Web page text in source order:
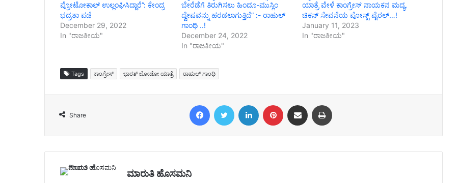
ಪ್ರೋಟೋಕಾಲ್ ಉಲ್ಲಂಘಿಸಿದ್ದಾರೆ”: ಕೇಂದ್ರ
ಭದ್ರತಾ ಪಡೆ
December 29, 2022
In "ರಾಜಕೀಯ"
ಬೇರೆಡೆಗೆ ತಿರುಗಿಸಲು ಹಿಂದೂ-ಮುಸ್ಲಿಂ
ದ್ವೇಷವನ್ನು ಹರಡಲಾಗುತ್ತಿದೆ” :- ರಾಹುಲ್
ಗಾಂಧಿ ..!
December 24, 2022
In "ರಾಜಕೀಯ"
ಯಾತ್ರೆ ವೇಳೆ ಕಾಂಗ್ರೇಸ್ ನಾಯಕನ ಮದ್ಯ,
ಚಿಕನ್ ಸೇವನೆಯ ಪೋಸ್ಟ್ ವೈರಲ್…!
January 11, 2023
In "ರಾಜಕೀಯ"
Tags ಕಾಂಗ್ರೇಸ್ ಭಾರತ್ ಜೋಡೋ ಯಾತ್ರೆ ರಾಹುಲ್ ಗಾಂಧಿ
Share
FacebookTwitter LinkedIn Pinterest Share via Email
ಮಾರುತಿ ಹೊಸಮನಿ